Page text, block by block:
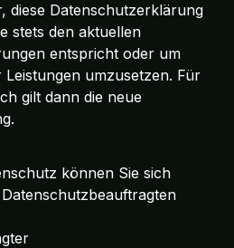
diese Datenschutzerklärung
stets den aktuellen
entspricht oder um
umzusetzen. Für
gilt dann die neue
können Sie sich